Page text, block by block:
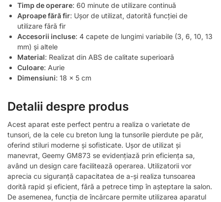
Timp de operare: 60 minute de utilizare continuă
Aproape fără fir: Ușor de utilizat, datorită funcției de
utilizare fără fir
Accesorii incluse: 4 capete de lungimi variabile (3, 6, 10, 13
mm) și altele
Material: Realizat din ABS de calitate superioară
Culoare: Aurie
Dimensiuni: 18 x 5 cm
Detalii despre produs
Acest aparat este perfect pentru a realiza o varietate de
tunsori, de la cele cu breton lung la tunsorile pierdute pe păr,
oferind stiluri moderne și sofisticate. Ușor de utilizat și
manevrat, Geemy GM873 se evidențiază prin eficiența sa,
având un design care facilitează operarea. Utilizatorii vor
aprecia cu siguranță capacitatea de a-și realiza tunsoarea
dorită rapid și eficient, fără a petrece timp în așteptare la salon.
De asemenea, funcția de încărcare permite utilizarea aparatul